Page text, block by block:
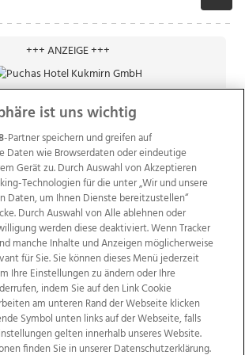
+++ ANZEIGE +++
Mediadaten Kontakt
Jobs
Impressum
AGB Anzeigekunden
ist uns wichtig
-Partner speichern und greifen auf
Daten wie Browserdaten oder eindeutige
Gerät zu. Durch Auswahl von Akzeptieren
Technologien für die unter „Wir und unsere
Daten, um Ihnen Dienste bereitzustellen“
Durch Auswahl von Alle ablehnen oder
werden diese deaktiviert. Wenn Tracker
manche Inhalte und Anzeigen möglicherweise
für Sie. Sie können dieses Menü jederzeit
Ihre Einstellungen zu ändern oder Ihre
indem Sie auf den Link Cookie
am unteren Rand der Webseite klicken
Symbol unten links auf der Webseite, falls
gelten innerhalb unseres Website.
finden Sie in unserer Datenschutzerklärung.